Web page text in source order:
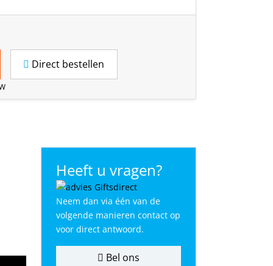
Direct bestellen
Heeft u vragen?
Neem dan via één van de
volgende manieren contact op
voor direct antwoord.
Bel ons